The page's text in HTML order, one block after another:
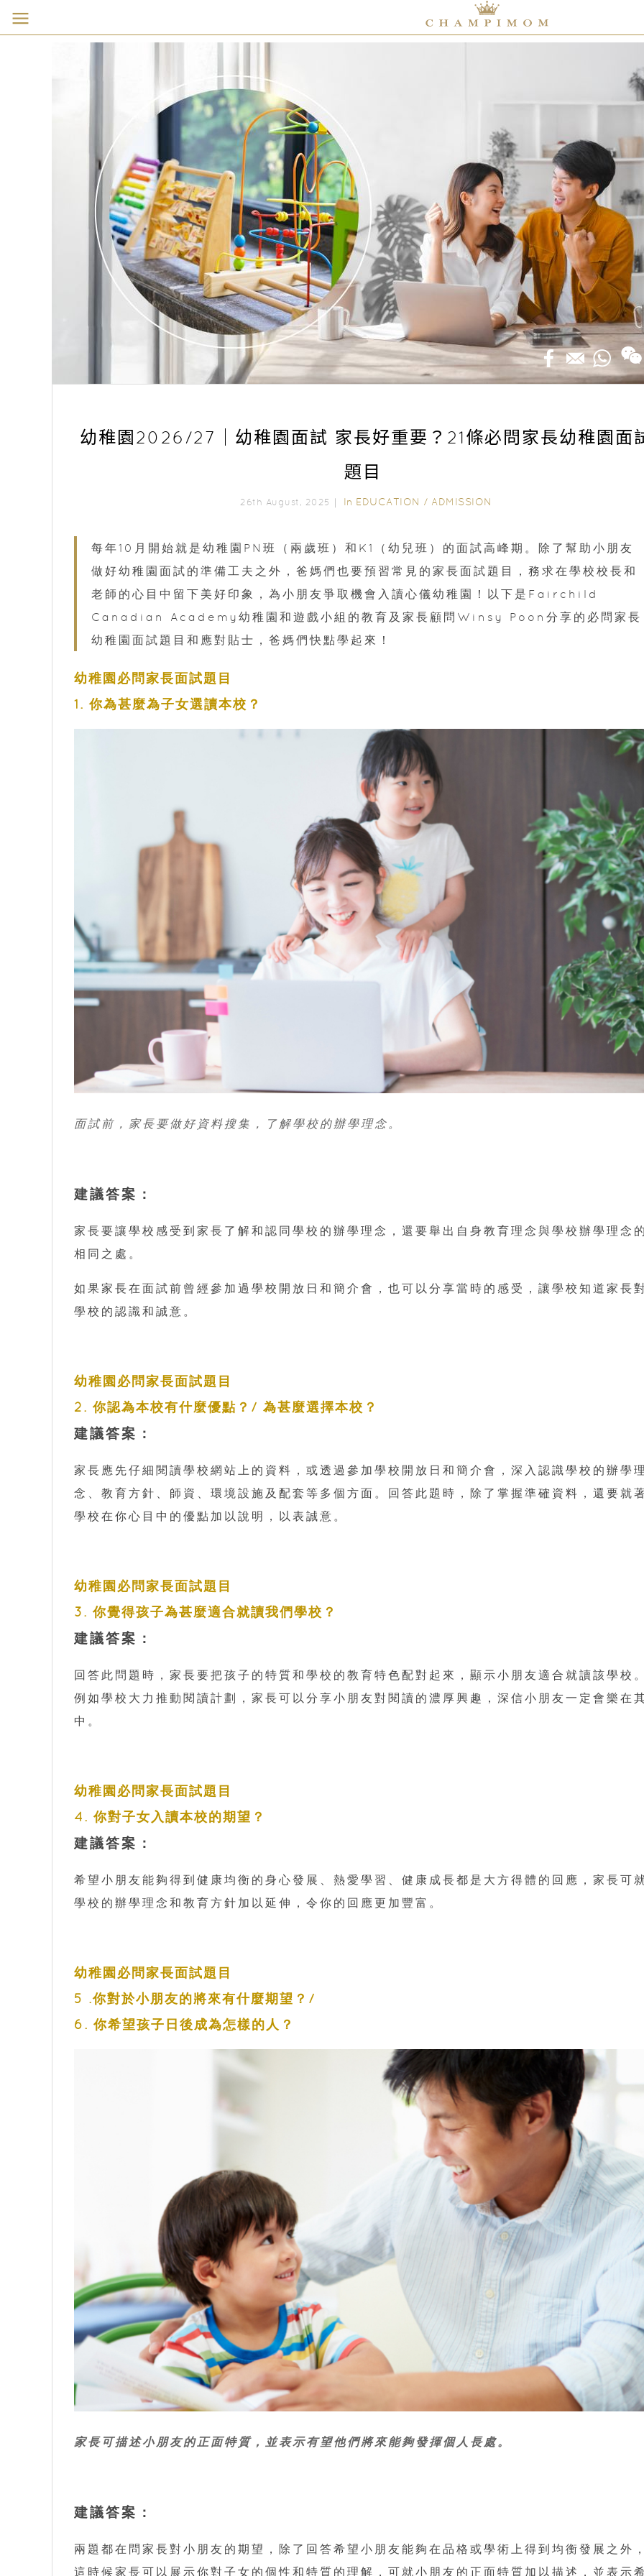
幼稚園2026/27｜幼稚園面試 家長好重要？21條必問家長幼稚園面
題目
26th August, 2025｜ In EDUCATION / ADMISSION
每年10月開始就是幼稚園PN班（兩歲班）和K1（幼兒班）的面試高峰期。除了幫助小朋友
做好幼稚園面試的準備工夫之外，爸媽們也要預習常見的家長面試題目，務求在學校校長和
老師的心目中留下美好印象，為小朋友爭取機會入讀心儀幼稚園！以下是Fairchild
Canadian Academy幼稚園和遊戲小組的教育及家長顧問Winsy Poon分享的必問家長
幼稚園面試題目和應對貼士，爸媽們快點學起來！
幼稚園必問家長面試題目
1. 你為甚麼為子女選讀本校？
面試前，家長要做好資料搜集，了解學校的辦學理念。
建議答案：
家長要讓學校感受到家長了解和認同學校的辦學理念，還要舉出自身教育理念與學校辦學理念
相同之處。
如果家長在面試前曾經參加過學校開放日和簡介會，也可以分享當時的感受，讓學校知道家長
學校的認識和誠意。
幼稚園必問家長面試題目
2. 你認為本校有什麼優點？/ 為甚麼選擇本校？
建議答案：
家長應先仔細閱讀學校網站上的資料，或透過參加學校開放日和簡介會，深入認識學校的辦學
念、教育方針、師資、環境設施及配套等多個方面。回答此題時，除了掌握準確資料，還要就
學校在你心目中的優點加以說明，以表誠意。
幼稚園必問家長面試題目
3. 你覺得孩子為甚麼適合就讀我們學校？
建議答案：
回答此問題時，家長要把孩子的特質和學校的教育特色配對起來，顯示小朋友適合就讀該學校
例如學校大力推動閱讀計劃，家長可以分享小朋友對閱讀的濃厚興趣，深信小朋友一定會樂在
中。
幼稚園必問家長面試題目
4. 你對子女入讀本校的期望？
建議答案：
希望小朋友能夠得到健康均衡的身心發展、熱愛學習、健康成長都是大方得體的回應，家長可
學校的辦學理念和教育方針加以延伸，令你的回應更加豐富。
幼稚園必問家長面試題目
5 .你對於小朋友的將來有什麼期望？/
6. 你希望孩子日後成為怎樣的人？
家長可描述小朋友的正面特質，並表示有望他們將來能夠發揮個人長處。
建議答案：
兩題都在問家長對小朋友的期望，除了回答希望小朋友能夠在品格或學術上得到均衡發展之外
這時候家長可以展示你對子女的個性和特質的理解，可就小朋友的正面特質加以描述，並表示